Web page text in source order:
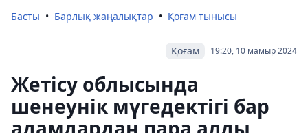
Басты Барлық жаңалықтар Қоғам тынысы
19:20, 10 мамыр 2024
Қоғам
Жетісу облысында
шенеунік мүгедектігі бар